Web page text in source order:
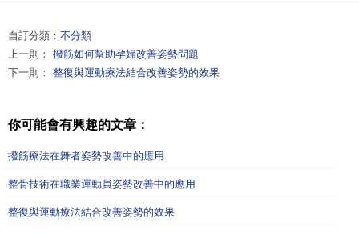
自訂分類： 不分類
上一則： 撥筋如何幫助孕婦改善姿勢問題
下一則： 整復與運動療法結合改善姿勢的效果
你可能會有興趣的文章：
撥筋療法在舞者姿勢改善中的應用
整骨技術在職業運動員姿勢改善中的應用
整復與運動療法結合改善姿勢的效果